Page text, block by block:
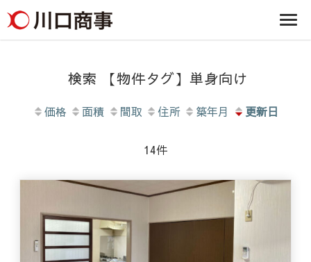
事株式
会社
アパート・マンシ
ョン・マンショ
検索 【物件タグ】単身向け
価格 面積 間取 住所 築年月 更新日
14件